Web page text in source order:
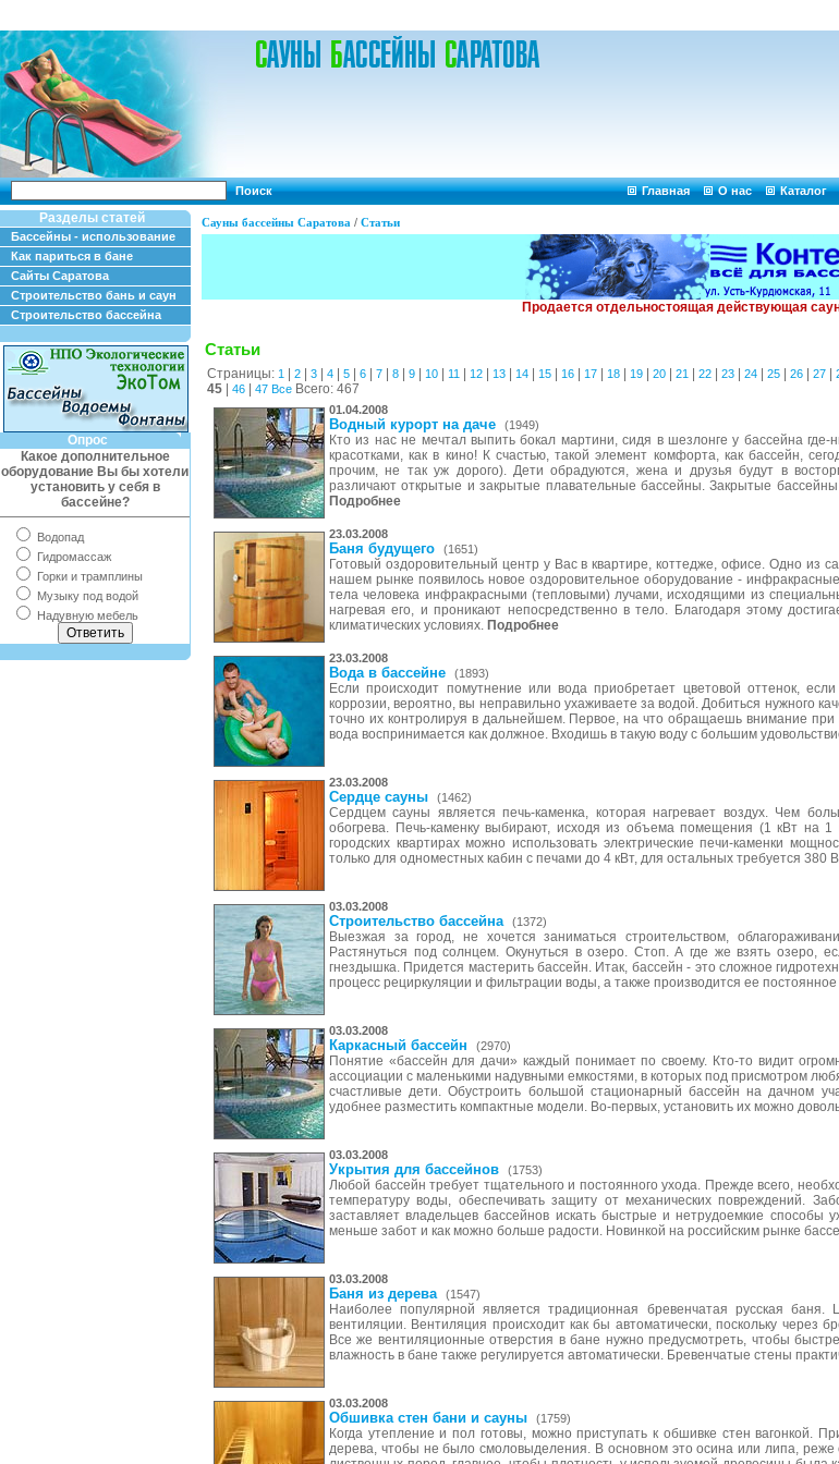
Поиск Главная О нас Каталог
Разделы статей
Бассейны - использование
Как париться в бане
Сайты Саратова
Строительство бань и саун
Строительство бассейна
Опрос
Какое дополнительное
оборудование Вы бы хотели
установить у себя в
бассейне?
Водопад
Гидромассаж
Горки и трамплины
Музыку под водой
Надувную мебель
Сауны бассейны Саратова / Статьи
Статьи
Страницы: 1 2 3 4 5 6 7 8 9 10 11 12 13 14 15 16 17 18 19 20 21 22 23 24 25 26 27
45
46 47 Все Всего: 467
01.04.2008
Водный курорт на даче (1949)
Кто из нас не мечтал выпить бокал мартини, сидя в шезлонге у бассейна
красотками, как в кино! К счастью, такой элемент комфорта, как бассейн,
прочим, не так уж дорого). Дети обрадуются, жена и друзья будут в
различают открытые и закрытые плавательные бассейны. Закрытые
Подробнее
23.03.2008
Баня будущего (1651)
Готовый оздоровительный центр у Вас в квартире, коттедже, офисе. Одно из
нашем рынке появилось новое оздоровительное оборудование -
тела человека инфракрасными (тепловыми) лучами, исходящими из
нагревая его, и проникают непосредственно в тело. Благодаря этому
климатических условиях. Подробнее
23.03.2008
Вода в бассейне (1893)
Если происходит помутнение или вода приобретает цветовой оттенок,
коррозии, вероятно, вы неправильно ухаживаете за водой. Добиться нужного
точно их контролируя в дальнейшем. Первое, на что обращаешь внимание при
вода воспринимается как должное. Входишь в такую воду с большим
23.03.2008
Сердце сауны (1462)
Сердцем сауны является печь-каменка, которая нагревает воздух. Чем
обогрева. Печь-каменку выбирают, исходя из объема помещения (1 кВт на
городских квартирах можно использовать электрические печи-каменки
только для одноместных кабин с печами до 4 кВт, для остальных требуется 380
03.03.2008
Строительство бассейна (1372)
Выезжая за город, не хочется заниматься строительством,
Растянуться под солнцем. Окунуться в озеро. Стоп. А где же взять озеро,
гнездышка. Придется мастерить бассейн. Итак, бассейн - это сложное
процесс рециркуляции и фильтрации воды, а также производится ее
03.03.2008
Каркасный бассейн (2970)
Понятие «бассейн для дачи» каждый понимает по своему. Кто-то видит
ассоциации с маленькими надувными емкостями, в которых под присмотром
счастливые дети. Обустроить большой стационарный бассейн на дачном
удобнее разместить компактные модели. Во-первых, установить их можно
03.03.2008
Укрытия для бассейнов (1753)
Любой бассейн требует тщательного и постоянного ухода. Прежде всего,
температуру воды, обеспечивать защиту от механических повреждений.
заставляет владельцев бассейнов искать быстрые и нетрудоемкие
меньше забот и как можно больше радости. Новинкой на российским рынке
03.03.2008
Баня из дерева (1547)
Наиболее популярной является традиционная бревенчатая русская
вентиляции. Вентиляция происходит как бы автоматически, поскольку через
Все же вентиляционные отверстия в бане нужно предусмотреть, чтобы
влажность в бане также регулируется автоматически. Бревенчатые стены
03.03.2008
Обшивка стен бани и сауны (1759)
Когда утепление и пол готовы, можно приступать к обшивке стен вагонкой.
дерева, чтобы не было смоловыделения. В основном это осина или липа,